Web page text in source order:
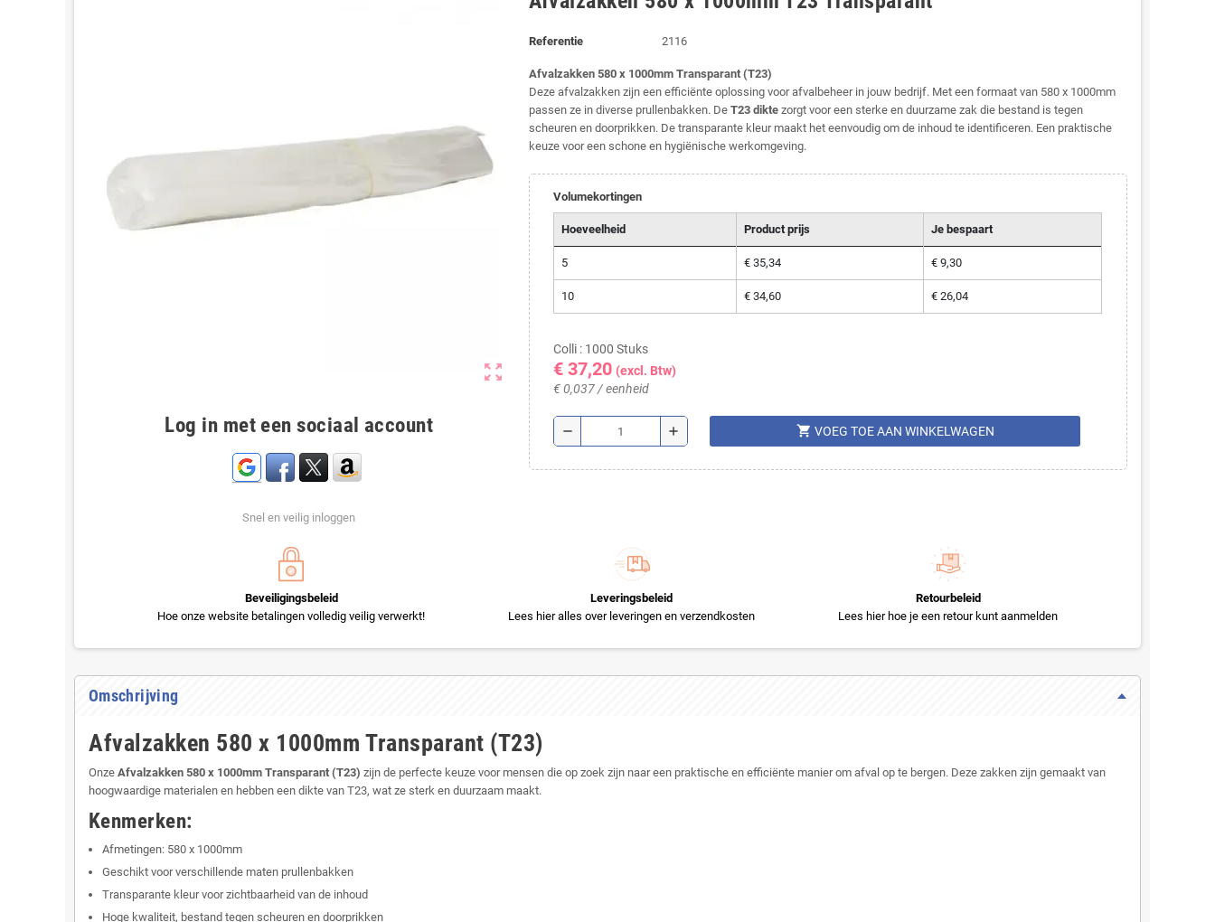
zoom_out_map
Log in met een sociaal account
Snel en veilig inloggen
Referentie 2116
Afvalzakken 580 x 1000mm Transparant (T23)
Deze afvalzakken zijn een efficiënte oplossing voor afvalbeheer in jouw bedrijf. Met een formaat van 580 x 1000mm
passen ze in diverse prullenbakken. De T23 diktezorgt voor een sterke en duurzame zak die bestand is tegen
scheuren en doorprikken. De transparante kleur maakt het eenvoudig om de inhoud te identificeren. Een praktische
keuze voor een schone en hygiënische werkomgeving.
Volumekortingen
Hoeveelheid Product prijs Je bespaart
5 € 35,34 € 9,30
10 € 34,60 € 26,04
Colli : 1000 Stuks
€ 37,20 (excl. Btw)
€ 0,037 / eenheid
remove add shopping_cart VOEG TOE AAN WINKELWAGEN
Beveiligingsbeleid
Hoe onze website betalingen volledig veilig verwerkt!
Leveringsbeleid
Lees hier alles over leveringen en verzendkosten
Retourbeleid
Lees hier hoe je een retour kunt aanmelden
Omschrijving
Afvalzakken 580 x 1000mm Transparant (T23)
Onze Afvalzakken 580 x 1000mm Transparant (T23) zijn de perfecte keuze voor mensen die op zoek zijn naar een praktische en efficiënte manier om afval op te bergen. Deze zakken zijn gemaakt van
hoogwaardige materialen en hebben een dikte van T23, wat ze sterk en duurzaam maakt.
Kenmerken:
Afmetingen: 580 x 1000mm
Geschikt voor verschillende maten prullenbakken
Transparante kleur voor zichtbaarheid van de inhoud
Hoge kwaliteit, bestand tegen scheuren en doorprikken